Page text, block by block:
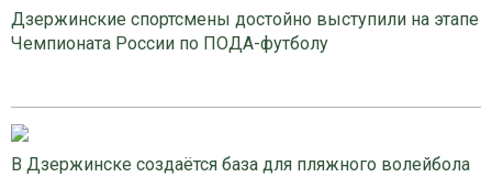
Дзержинские спортсмены достойно выступили на этапе
Чемпионата России по ПОДА-футболу
В Дзержинске создаётся база для пляжного волейбола